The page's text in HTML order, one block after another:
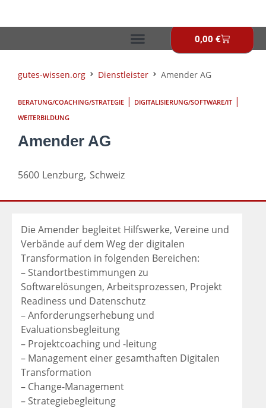
0,00 €
gutes-wissen.org Dienstleister Amender AG
BERATUNG/COACHING/STRATEGIE | DIGITALISIERUNG/SOFTWARE/IT |
WEITERBILDUNG
Amender AG
5600 Lenzburg, Schweiz
Die Amender begleitet Hilfswerke, Vereine und
Verbände auf dem Weg der digitalen
Transformation in folgenden Bereichen:
– Standortbestimmungen zu
Softwarelösungen, Arbeitsprozessen, Projekt
Readiness und Datenschutz
– Anforderungserhebung und
Evaluationsbegleitung
– Projektcoaching und -leitung
– Management einer gesamthaften Digitalen
Transformation
– Change-Management
– Strategiebegleitung